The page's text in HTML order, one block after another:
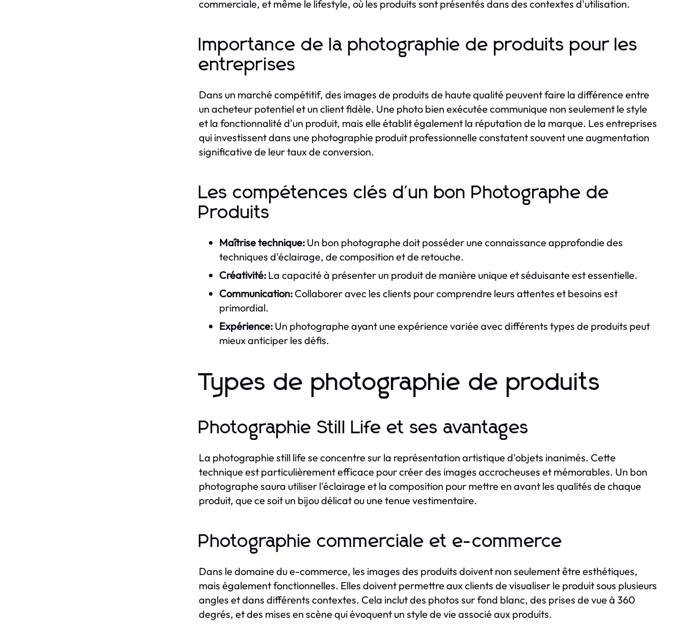
commerciale, et même le lifestyle, où les produits sont présentés dans des contextes d'utilisation.
Importance de la photographie de produits pour les
entreprises
Dans un marché compétitif, des images de produits de haute qualité peuvent faire la différence entre
un acheteur potentiel et un client fidèle. Une photo bien exécutée communique non seulement le style
et la fonctionnalité d'un produit, mais elle établit également la réputation de la marque. Les entreprises
qui investissent dans une photographie produit professionnelle constatent souvent une augmentation
significative de leur taux de conversion.
Les compétences clés d'un bon Photographe de
Produits
Maîtrise technique: Un bon photographe doit posséder une connaissance approfondie des
techniques d'éclairage, de composition et de retouche.
Créativité: La capacité à présenter un produit de manière unique et séduisante est essentielle.
Communication: Collaborer avec les clients pour comprendre leurs attentes et besoins est
primordial.
Expérience: Un photographe ayant une expérience variée avec différents types de produits peut
mieux anticiper les défis.
Types de photographie de produits
Photographie Still Life et ses avantages
La photographie still life se concentre sur la représentation artistique d'objets inanimés. Cette
technique est particulièrement efficace pour créer des images accrocheuses et mémorables. Un bon
photographe saura utiliser l'éclairage et la composition pour mettre en avant les qualités de chaque
produit, que ce soit un bijou délicat ou une tenue vestimentaire.
Photographie commerciale et e-commerce
Dans le domaine du e-commerce, les images des produits doivent non seulement être esthétiques,
mais également fonctionnelles. Elles doivent permettre aux clients de visualiser le produit sous plusieurs
angles et dans différents contextes. Cela inclut des photos sur fond blanc, des prises de vue à 360
degrés, et des mises en scène qui évoquent un style de vie associé aux produits.